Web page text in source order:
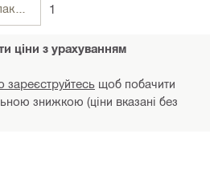
Упаковки 1
ціни з урахуванням
зареєструйтесь щоб побачити
знижкою (ціни вказані без